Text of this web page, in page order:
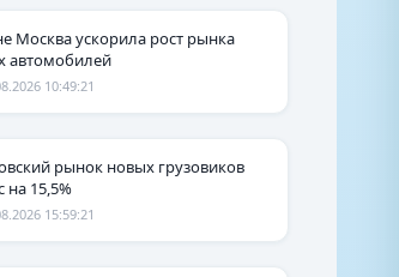
Москва ускорила рост рынка
автомобилей
10:49:21
рынок новых грузовиков
на 15,5%
15:59:21